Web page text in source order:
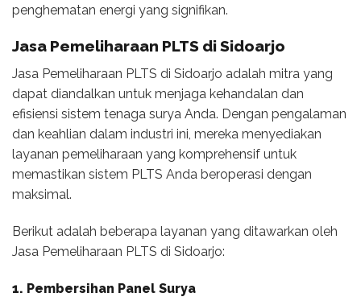
penghematan energi yang signifikan.
Jasa Pemeliharaan PLTS di Sidoarjo
Jasa Pemeliharaan PLTS di Sidoarjo adalah mitra yang
dapat diandalkan untuk menjaga kehandalan dan
efisiensi sistem tenaga surya Anda. Dengan pengalaman
dan keahlian dalam industri ini, mereka menyediakan
layanan pemeliharaan yang komprehensif untuk
memastikan sistem PLTS Anda beroperasi dengan
maksimal.
Berikut adalah beberapa layanan yang ditawarkan oleh
Jasa Pemeliharaan PLTS di Sidoarjo:
1. Pembersihan Panel Surya